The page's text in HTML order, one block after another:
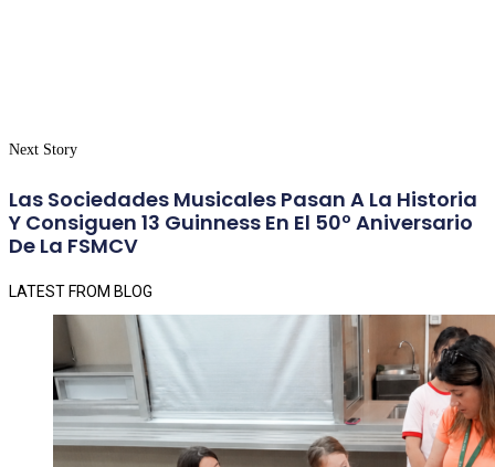
Next Story
Las Sociedades Musicales Pasan A La Historia
Y Consiguen 13 Guinness En El 50º Aniversario
De La FSMCV
LATEST FROM BLOG